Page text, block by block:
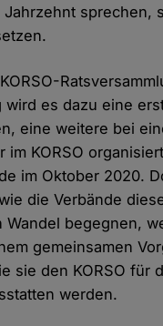
Jahrzehnt sprechen,
wird es dazu eine
eine weitere bei
im KORSO
im Oktober 2020.
die Verbände
Wandel begegnen,
gemeinsamen
sie den KORSO für
werden.